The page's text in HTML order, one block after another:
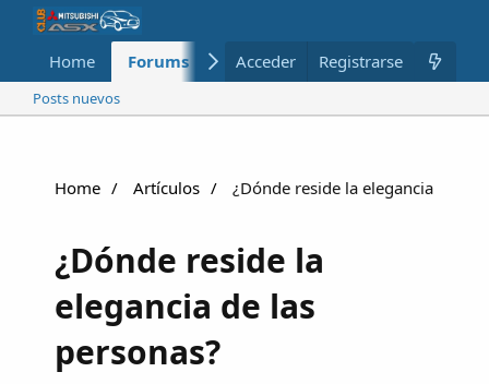
Home Forums Nuevo Miembros
Acceder Registrarse
Posts nuevos
Home Artículos ¿Dónde reside la elegancia de las
¿Dónde reside la
elegancia de las
personas?